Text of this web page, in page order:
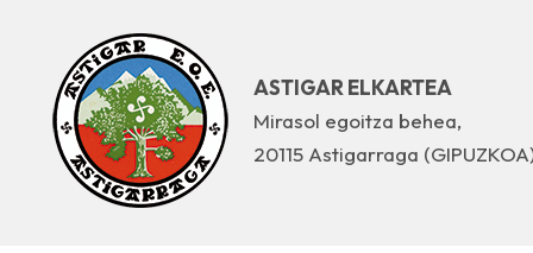
ASTIGAR ELKARTEA
Mirasol egoitza behea,
20115 Astigarraga